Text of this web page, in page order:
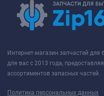
Интернет-магазин запчастей
для вас с 2013 года,
ассортиментов запасных частей.
Политика персональных данных